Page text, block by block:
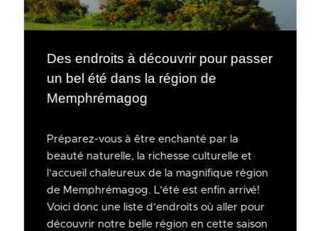
Des endroits à découvrir pour passer
un bel été dans la région de
Memphrémagog
Préparez-vous à être enchanté par la
beauté naturelle, la richesse culturelle et
l’accueil chaleureux de la magnifique région
de Memphrémagog. L’été est enfin arrivé!
Voici donc une liste d’endroits où aller pour
découvrir notre belle région en cette saison